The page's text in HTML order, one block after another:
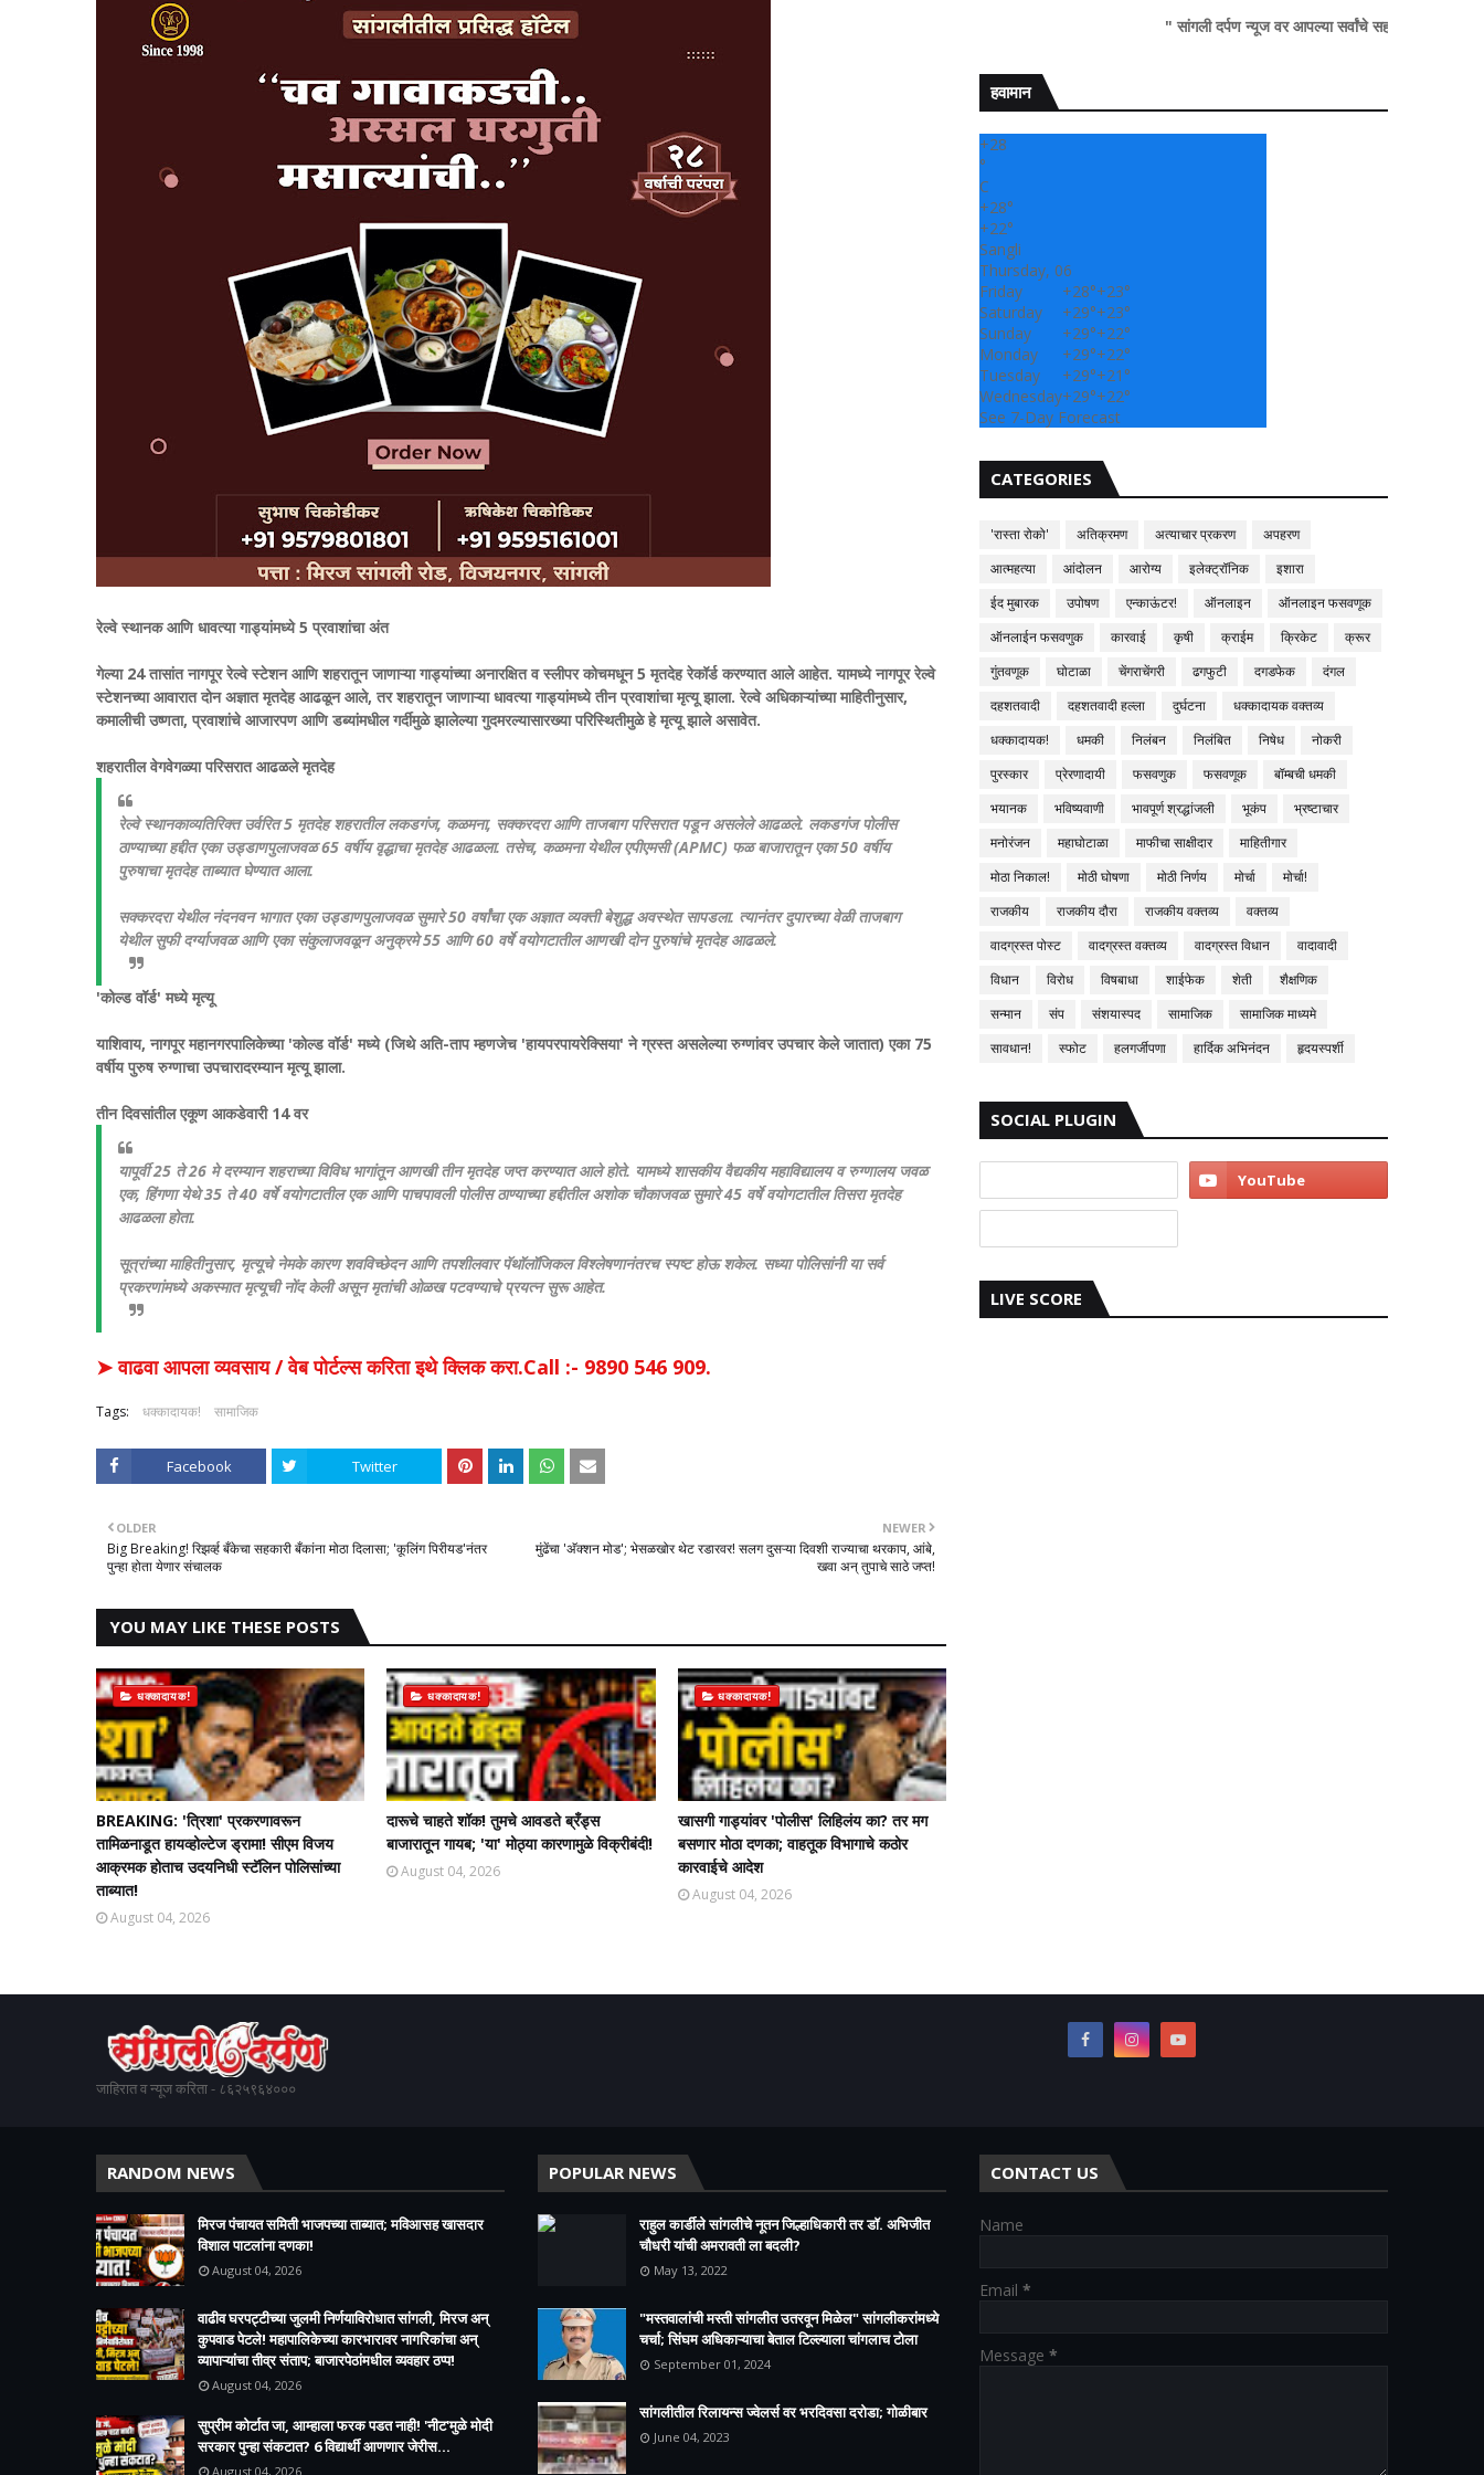
रेल्वे स्थानक आणि धावत्या गाड्यांमध्ये 5 प्रवाशांचा अंत
गेल्या 24 तासांत नागपूर रेल्वे स्टेशन आणि शहरातून जाणाऱ्या गाड्यांच्या अनारक्षित व स्लीपर कोचमधून 5 मृतदेह रेकॉर्ड करण्यात आले आहेत. यामध्ये नागपूर रेल्वे
स्टेशनच्या आवारात दोन अज्ञात मृतदेह आढळून आले, तर शहरातून जाणाऱ्या धावत्या गाड्यांमध्ये तीन प्रवाशांचा मृत्यू झाला. रेल्वे अधिकाऱ्यांच्या माहितीनुसार,
कमालीची उष्णता, प्रवाशांचे आजारपण आणि डब्यांमधील गर्दीमुळे झालेल्या गुदमरल्यासारख्या परिस्थितीमुळे हे मृत्यू झाले असावेत.
शहरातील वेगवेगळ्या परिसरात आढळले मृतदेह
रेल्वे स्थानकाव्यतिरिक्त उर्वरित 5 मृतदेह शहरातील लकडगंज, कळमना, सक्करदरा आणि ताजबाग परिसरात पडून असलेले आढळले. लकडगंज पोलीस
ठाण्याच्या हद्दीत एका उड्डाणपुलाजवळ 65 वर्षीय वृद्धाचा मृतदेह आढळला. तसेच, कळमना येथील एपीएमसी (APMC) फळ बाजारातून एका 50 वर्षीय
पुरुषाचा मृतदेह ताब्यात घेण्यात आला.
सक्करदरा येथील नंदनवन भागात एका उड्डाणपुलाजवळ सुमारे 50 वर्षांचा एक अज्ञात व्यक्ती बेशुद्ध अवस्थेत सापडला. त्यानंतर दुपारच्या वेळी ताजबाग
येथील सुफी दर्ग्याजवळ आणि एका संकुलाजवळून अनुक्रमे 55 आणि 60 वर्षे वयोगटातील आणखी दोन पुरुषांचे मृतदेह आढळले.
'कोल्ड वॉर्ड' मध्ये मृत्यू
याशिवाय, नागपूर महानगरपालिकेच्या 'कोल्ड वॉर्ड' मध्ये (जिथे अति-ताप म्हणजेच 'हायपरपायरेक्सिया' ने ग्रस्त असलेल्या रुग्णांवर उपचार केले जातात) एका 75
वर्षीय पुरुष रुग्णाचा उपचारादरम्यान मृत्यू झाला.
तीन दिवसांतील एकूण आकडेवारी 14 वर
यापूर्वी 25 ते 26 मे दरम्यान शहराच्या विविध भागांतून आणखी तीन मृतदेह जप्त करण्यात आले होते. यामध्ये शासकीय वैद्यकीय महाविद्यालय व रुग्णालय जवळ
एक, हिंगणा येथे 35 ते 40 वर्षे वयोगटातील एक आणि पाचपावली पोलीस ठाण्याच्या हद्दीतील अशोक चौकाजवळ सुमारे 45 वर्षे वयोगटातील तिसरा मृतदेह
आढळला होता.
सूत्रांच्या माहितीनुसार, मृत्यूचे नेमके कारण शवविच्छेदन आणि तपशीलवार पॅथॉलॉजिकल विश्लेषणानंतरच स्पष्ट होऊ शकेल. सध्या पोलिसांनी या सर्व
प्रकरणांमध्ये अकस्मात मृत्यूची नोंद केली असून मृतांची ओळख पटवण्याचे प्रयत्न सुरू आहेत.
➤ वाढवा आपला व्यवसाय / वेब पोर्टल्स करिता इथे क्लिक करा.Call :- 9890 546 909.
Tags: धक्कादायक! सामाजिक
Facebook Twitter
NEWER
मुंढेंचा 'अ‍ॅक्शन मोड'; भेसळखोर थेट रडारवर! सलग दुसऱ्या दिवशी राज्याचा थरकाप, आंबे,
खवा अन् तुपाचे साठे जप्त!
OLDER
Big Breaking! रिझर्व्ह बँकेचा सहकारी बँकांना मोठा दिलासा; 'कूलिंग पिरीयड'नंतर
पुन्हा होता येणार संचालक
YOU MAY LIKE THESE POSTS
धक्कादायक!
BREAKING: 'त्रिशा' प्रकरणावरून
तामिळनाडूत हायव्होल्टेज ड्रामा! सीएम विजय
आक्रमक होताच उदयनिधी स्टॅलिन पोलिसांच्या
ताब्यात!
August 04, 2026
धक्कादायक!
दारूचे चाहते शॉक! तुमचे आवडते ब्रँड्स
बाजारातून गायब; 'या' मोठ्या कारणामुळे विक्रीबंदी!
August 04, 2026
धक्कादायक!
खासगी गाड्यांवर 'पोलीस' लिहिलंय का? तर मग
बसणार मोठा दणका; वाहतूक विभागाचे कठोर
कारवाईचे आदेश
August 04, 2026
" सांगली दर्पण न्यूज वर आपल्या सर्वांचे सहर्ष स्वागत..!"
हवामान
+28
°
C
+28°
+22°
Sangli
Thursday, 06
Friday
+28°+23°
Saturday
+29°+23°
Sunday
+29°+22°
Monday
+29°+22°
Tuesday
+29°+21°
Wednesday+29°+22°
See 7-Day Forecast
CATEGORIES
'रास्ता रोको' अतिक्रमण अत्याचार प्रकरण
अपहरण
आत्महत्या
आंदोलन आरोग्य इलेक्ट्रॉनिक
इशारा
ईद मुबारक
उपोषण एन्काऊंटर! ऑनलाइन
ऑनलाइन फसवणूक
ऑनलाईन फसवणुक
कारवाई कृषी क्राईम क्रिकेट
क्रूर
गुंतवणूक
घोटाळा चेंगराचेंगरी ढगफुटी दगडफेक
दंगल
दहशतवादी
दहशतवादी हल्ला दुर्घटना
धक्कादायक वक्तव्य
धक्कादायक!
धमकी निलंबन निलंबित निषेध
नोकरी
पुरस्कार
प्रेरणादायी फसवणुक फसवणूक
बॉम्बची धमकी
भयानक
भविष्यवाणी भावपूर्ण श्रद्धांजली भूकंप
भ्रष्टाचार
मनोरंजन
महाघोटाळा माफीचा साक्षीदार
माहितीगार
मोठा निकाल!
मोठी घोषणा मोठी निर्णय मोर्चा
मोर्चा!
राजकीय
राजकीय दौरा राजकीय वक्तव्य
वक्तव्य
वादग्रस्त पोस्ट
वादग्रस्त वक्तव्य वादग्रस्त विधान
वादावादी
विधान
विरोध विषबाधा शाईफेक शेती
शैक्षणिक
सन्मान
संप संशयास्पद सामाजिक
सामाजिक माध्यमे
सावधान!
स्फोट हलगर्जीपणा हार्दिक अभिनंदन हृदयस्पर्शी
SOCIAL PLUGIN
LIVE SCORE
जाहिरात व न्यूज करिता - ८६२५९६४०००
RANDOM NEWS
मिरज पंचायत समिती भाजपच्या ताब्यात; मविआसह खासदार
विशाल पाटलांना दणका!
August 04, 2026
वाढीव घरपट्टीच्या जुलमी निर्णयाविरोधात सांगली, मिरज अन्
कुपवाड पेटले! महापालिकेच्या कारभारावर नागरिकांचा अन्
व्यापाऱ्यांचा तीव्र संताप; बाजारपेठांमधील व्यवहार ठप्प!​
August 04, 2026
सुप्रीम कोर्टात जा, आम्हाला फरक पडत नाही! 'नीट'मुळे मोदी
सरकार पुन्हा संकटात? 6 विद्यार्थी आणणार जेरीस...
August 04, 2026
POPULAR NEWS
राहुल कार्डीले सांगलीचे नूतन जिल्हाधिकारी तर डॉ. अभिजीत
चौधरी यांची अमरावती ला बदली?
May 13, 2022
"मस्तवालांची मस्ती सांगलीत उतरवून मिळेल" सांगलीकरांमध्ये
चर्चा; सिंघम अधिकाऱ्याचा बेताल टिल्ल्याला चांगलाच टोला
September 01, 2024
सांगलीतील रिलायन्स ज्वेलर्स वर भरदिवसा दरोडा; गोळीबार
June 04, 2023
CONTACT US
Name
Email *
Message *